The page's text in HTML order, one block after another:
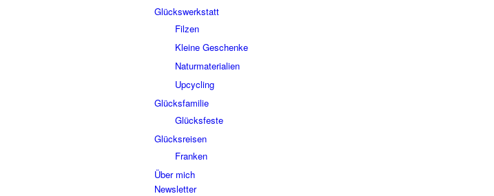
Glückswerkstatt
Filzen
Kleine Geschenke
Naturmaterialien
Upcycling
Glücksfamilie
Glücksfeste
Glücksreisen
Franken
Über mich
Newsletter